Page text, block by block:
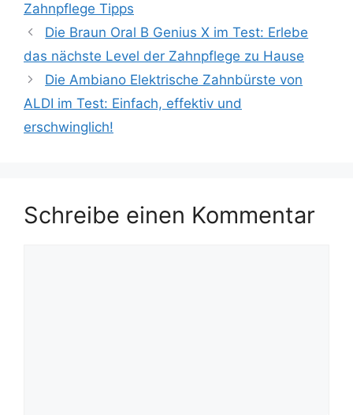
Zahnpflege Tipps
Die Braun Oral B Genius X im Test: Erlebe
das nächste Level der Zahnpflege zu Hause
Die Ambiano Elektrische Zahnbürste von
ALDI im Test: Einfach, effektiv und
erschwinglich!
Schreibe einen Kommentar